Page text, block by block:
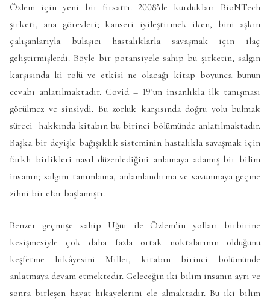
Özlem için yeni bir fırsattı. 2008’de kurdukları BioNTech
şirketi, ana görevleri; kanseri iyileştirmek iken, bini aşkın
çalışanlarıyla bulaşıcı hastalıklarla savaşmak için ilaç
geliştirmişlerdi. Böyle bir potansiyele sahip bu şirketin, salgın
karşısında ki rolü ve etkisi ne olacağı kitap boyunca bunun
cevabı anlatılmaktadır. Covid – 19’un insanlıkla ilk tanışması
görülmez ve sinsiydi. Bu zorluk karşısında doğru yolu bulmak
süreci hakkında kitabın bu birinci bölümünde anlatılmaktadır.
Başka bir deyişle bağışıklık sisteminin hastalıkla savaşmak için
farklı birlikleri nasıl düzenlediğini anlamaya adamış bir bilim
insanın; salgını tanımlama, anlamlandırma ve savunmaya geçme
zihni bir efor başlamıştı.
Benzer geçmişe sahip Uğur ile Özlem’in yolları birbirine
kesişmesiyle çok daha fazla ortak noktalarının olduğunu
keşfetme hikâyesini Miller, kitabın birinci bölümünde
anlatmaya devam etmektedir. Geleceğin iki bilim insanın ayrı ve
sonra birleşen hayat hikayelerini ele almaktadır. Bu iki bilim